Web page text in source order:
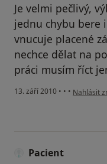
Je velmi pečlivý,
jednu chybu bere
vnucuje placené
nechce dělat na
práci musím říct
13. září 2010 • • • podle
Nahlásit
Pacient